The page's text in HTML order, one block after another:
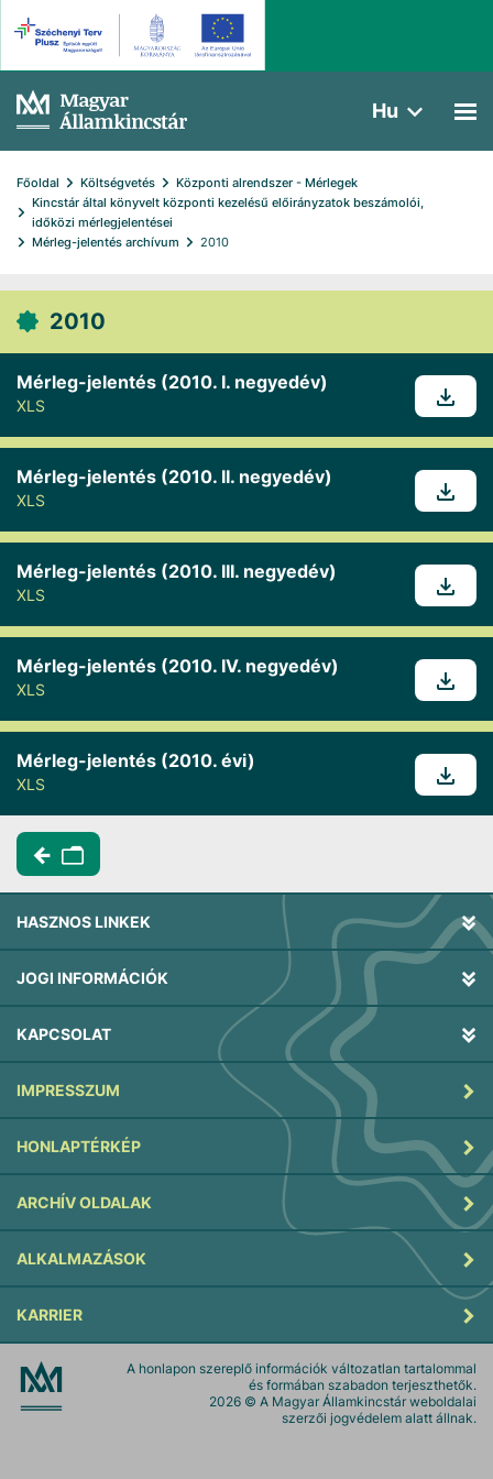
Hu
Főoldal Költségvetés
Központi alrendszer - Mérlegek
Kincstár által könyvelt központi kezelésű előirányzatok beszámolói,
időközi mérlegjelentései
Mérleg-jelentés archívum
2010
2010
Mérleg-jelentés (2010. I. negyedév)
XLS
Mérleg-jelentés (2010. II. negyedév)
XLS
Mérleg-jelentés (2010. III. negyedév)
XLS
Mérleg-jelentés (2010. IV. negyedév)
XLS
Mérleg-jelentés (2010. évi)
XLS
HASZNOS LINKEK
JOGI INFORMÁCIÓK
KAPCSOLAT
IMPRESSZUM
HONLAPTÉRKÉP
ARCHÍV OLDALAK
ALKALMAZÁSOK
KARRIER
A honlapon szereplő információk változatlan tartalommal
és formában szabadon terjeszthetők.
2026 © A Magyar Államkincstár weboldalai
szerzői jogvédelem alatt állnak.